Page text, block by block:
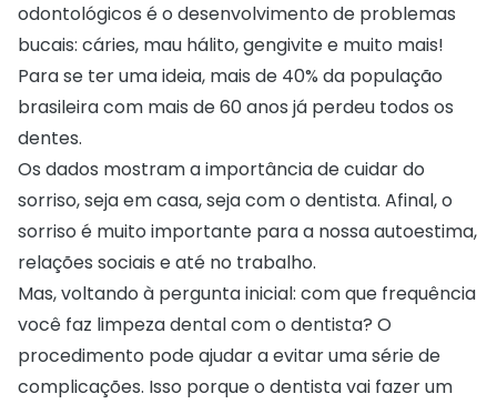
odontológicos é o desenvolvimento de problemas
bucais: cáries, mau hálito, gengivite e muito mais!
Para se ter uma ideia, mais de 40% da população
brasileira com mais de 60 anos já perdeu todos os
dentes.
Os dados mostram a importância de cuidar do
sorriso, seja em casa, seja com o dentista. Afinal, o
sorriso é muito importante para a nossa autoestima,
relações sociais e até no trabalho.
Mas, voltando à pergunta inicial: com que frequência
você faz limpeza dental com o dentista? O
procedimento pode ajudar a evitar uma série de
complicações. Isso porque o dentista vai fazer um